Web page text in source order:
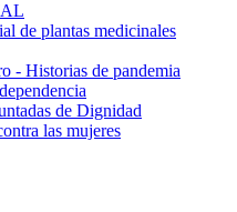
de plantas medicinales
- Historias de pandemia
de Dignidad
las mujeres